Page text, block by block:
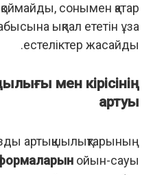
қоймайды, сонымен қатар
ықпал ететін ұзақ
естеліктер жасайды.
мен кірісінің
артуы
артықшылықтарының
ойын-сауық